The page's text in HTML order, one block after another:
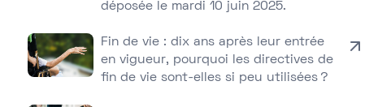
déposée le mardi 10 juin 2025.
Fin de vie : dix ans après leur entrée
en vigueur, pourquoi les directives de
fin de vie sont-elles si peu utilisées ?